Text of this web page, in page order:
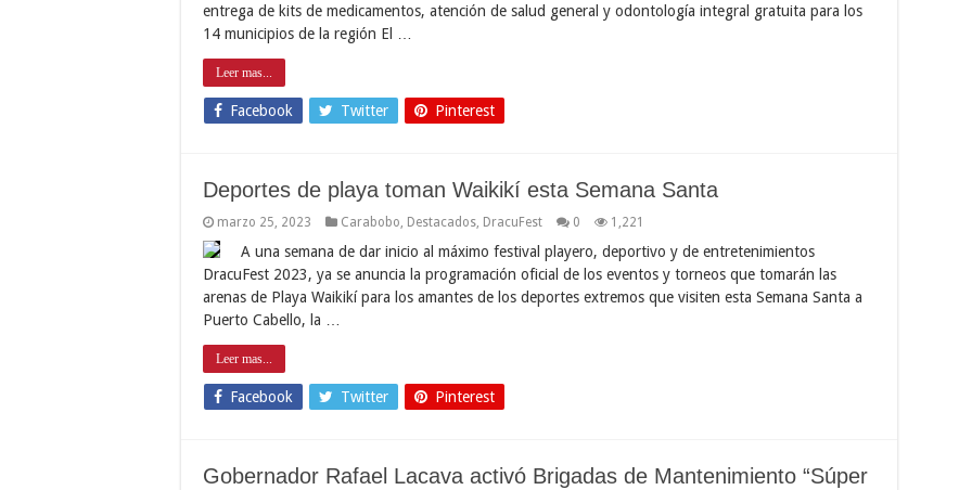
entrega de kits de medicamentos, atención de salud general y odontología integral gratuita para los
14 municipios de la región El …
Leer mas...
Facebook Twitter Pinterest
Deportes de playa toman Waikikí esta Semana Santa
marzo 25, 2023 Carabobo Destacados DracuFest 0 1,221
A una semana de dar inicio al máximo festival playero, deportivo y de entretenimientos
DracuFest 2023, ya se anuncia la programación oficial de los eventos y torneos que tomarán las
arenas de Playa Waikikí para los amantes de los deportes extremos que visiten esta Semana Santa a
Puerto Cabello, la …
Leer mas...
Facebook Twitter Pinterest
Gobernador Rafael Lacava activó Brigadas de Mantenimiento “Súper